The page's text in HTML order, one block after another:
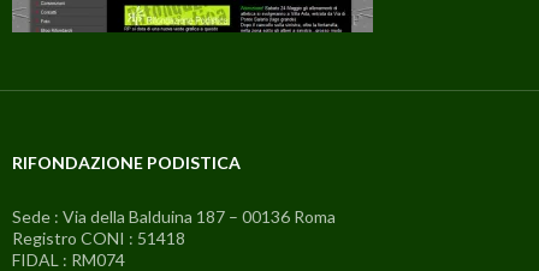
RIFONDAZIONE PODISTICA
Sede : Via della Balduina 187 – 00136 Roma
Registro CONI : 51418
FIDAL : RM074